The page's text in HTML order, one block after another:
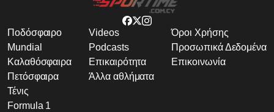
Ποδόσφαιρο
Mundial
Καλαθόσφαιρα
Πετόσφαιρα
Τένις
Formula 1
Videos
Podcasts
Επικαιρότητα
Άλλα αθλήματα
Όροι Χρήσης
Προσωπικά Δεδομένα
Επικοινωνία